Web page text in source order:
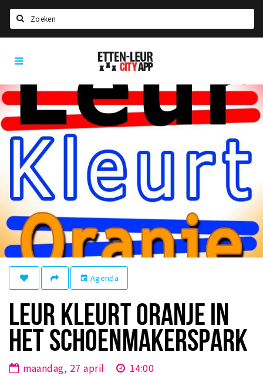
Home
Agenda
Deals
Party pics
Nieuws, interviews & blogs
Eten
Drinken
Slapen
Recreatief
Winkels
Winkelgebieden
Bezienswaardigheden
Musea, theaters & podia
Uitjes & activiteiten
Etten-
Leur
App
event Agenda
LEUR KLEURT ORANJE IN
HET SCHOENMAKERSPARK
maandag, 27 april 14:00